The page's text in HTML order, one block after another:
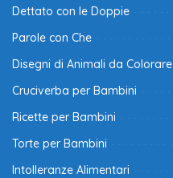
Dettato con le Doppie
Parole con Che
Disegni di Animali da Colorare
Cruciverba per Bambini
Ricette per Bambini
Torte per Bambini
Intolleranze Alimentari